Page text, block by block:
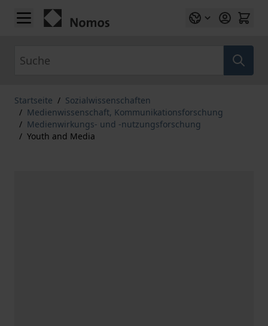
Zum Inhalt springen
Startseite / Sozialwissenschaften
/ Medienwissenschaft, Kommunikationsforschung
/ Medienwirkungs- und -nutzungsforschung
/ Youth and Media